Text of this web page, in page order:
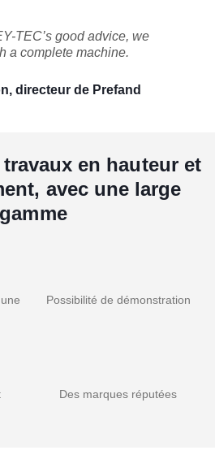
TEC’s good advice, we
a complete machine.
directeur de Prefand
en hauteur et
avec une large
gamme
Possibilité de démonstration
Des marques réputées